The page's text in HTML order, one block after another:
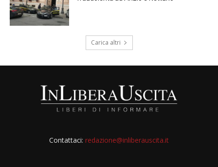
Carica altri
Contattaci: redazione@inliberauscita.it